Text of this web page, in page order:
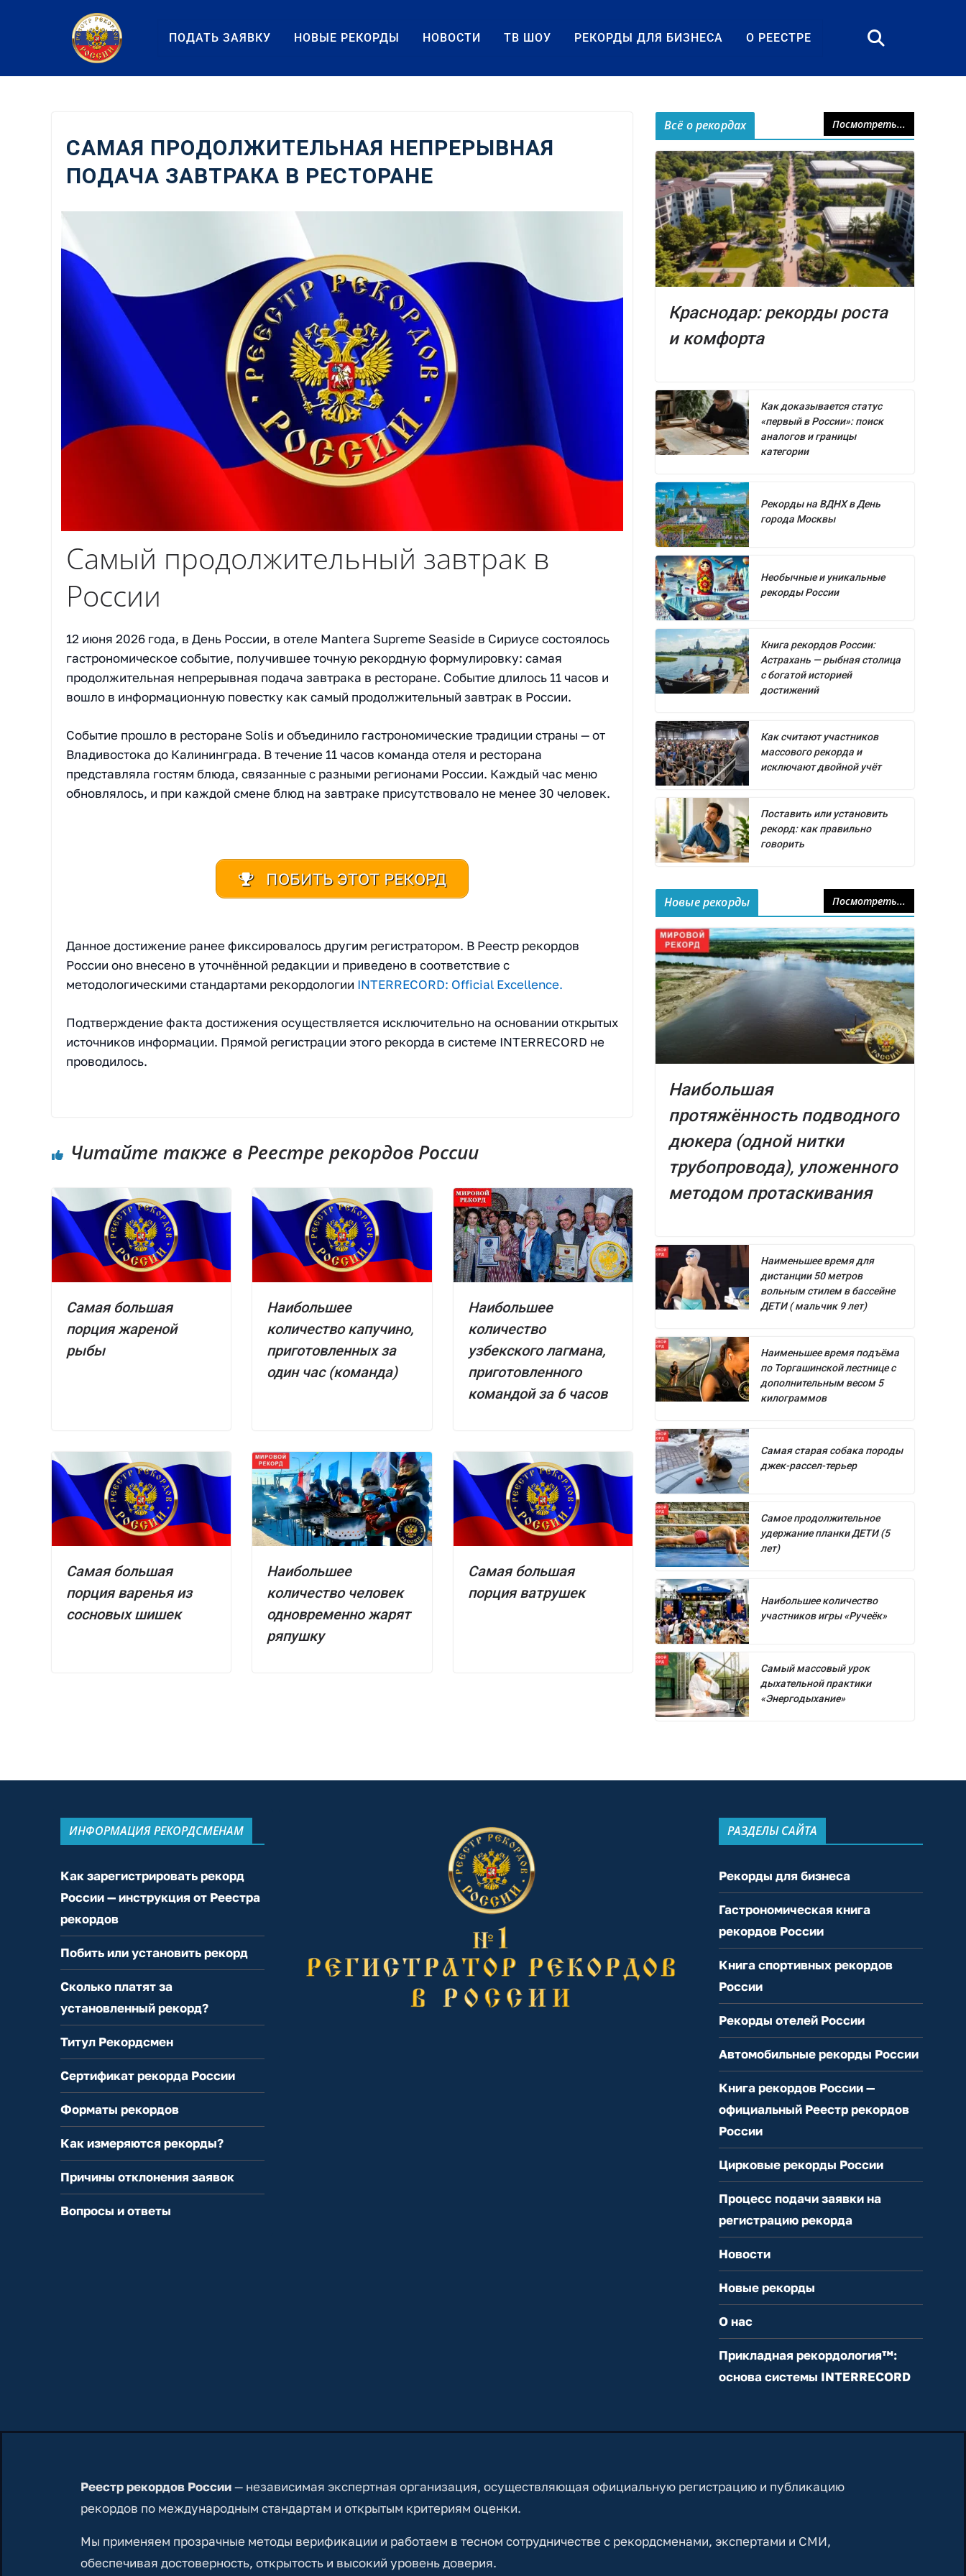
содержанию
ПОДАТЬ ЗАЯВКУ НОВЫЕ РЕКОРДЫ НОВОСТИ ТВ ШОУ РЕКОРДЫ ДЛЯ БИЗНЕСА О РЕЕСТРЕ
САМАЯ ПРОДОЛЖИТЕЛЬНАЯ НЕПРЕРЫВНАЯ
ПОДАЧА ЗАВТРАКА В РЕСТОРАНЕ
Самый продолжительный завтрак в
России
12 июня 2026 года, в День России, в отеле Mantera Supreme Seaside в Сириусе состоялось
гастрономическое событие, получившее точную рекордную формулировку: самая
продолжительная непрерывная подача завтрака в ресторане. Событие длилось 11 часов и
вошло в информационную повестку как самый продолжительный завтрак в России.
Событие прошло в ресторане Solis и объединило гастрономические традиции страны — от
Владивостока до Калининграда. В течение 11 часов команда отеля и ресторана
представляла гостям блюда, связанные с разными регионами России. Каждый час меню
обновлялось, и при каждой смене блюд на завтраке присутствовало не менее 30 человек.
ПОБИТЬ ЭТОТ РЕКОРД
Данное достижение ранее фиксировалось другим регистратором. В Реестр рекордов
России оно внесено в уточнённой редакции и приведено в соответствие с
методологическими стандартами рекордологии INTERRECORD: Official Excellence.
Подтверждение факта достижения осуществляется исключительно на основании открытых
источников информации. Прямой регистрации этого рекорда в системе INTERRECORD не
проводилось.
Читайте также в Реестре рекордов России
Самая большая
порция жареной
рыбы
Наибольшее
количество капучино,
приготовленных за
один час (команда)
Наибольшее
количество
узбекского лагмана,
приготовленного
командой за 6 часов
Самая большая
порция варенья из
сосновых шишек
Наибольшее
количество человек
одновременно жарят
ряпушку
Самая большая
порция ватрушек
Всё о рекордах Посмотреть...
Краснодар: рекорды роста
и комфорта
Как доказывается статус
«первый в России»: поиск
аналогов и границы
категории
Рекорды на ВДНХ в День
города Москвы
Необычные и уникальные
рекорды России
Книга рекордов России:
Астрахань — рыбная столица
с богатой историей
достижений
Как считают участников
массового рекорда и
исключают двойной учёт
Поставить или установить
рекорд: как правильно
говорить
Новые рекорды Посмотреть...
Наибольшая
протяжённость подводного
дюкера (одной нитки
трубопровода), уложенного
методом протаскивания
Наименьшее время для
дистанции 50 метров
вольным стилем в бассейне
ДЕТИ ( мальчик 9 лет)
Наименьшее время подъёма
по Торгашинской лестнице с
дополнительным весом 5
килограммов
Самая старая собака породы
джек-рассел-терьер
Самое продолжительное
удержание планки ДЕТИ (5
лет)
Наибольшее количество
участников игры «Ручеёк»
Самый массовый урок
дыхательной практики
«Энергодыхание»
ИНФОРМАЦИЯ РЕКОРДСМЕНАМ
Как зарегистрировать рекорд
России — инструкция от Реестра
рекордов
Побить или установить рекорд
Сколько платят за
установленный рекорд?
Титул Рекордсмен
Сертификат рекорда России
Форматы рекордов
Как измеряются рекорды?
Причины отклонения заявок
Вопросы и ответы
РАЗДЕЛЫ САЙТА
Рекорды для бизнеса
Гастрономическая книга
рекордов России
Книга спортивных рекордов
России
Рекорды отелей России
Автомобильные рекорды России
Книга рекордов России —
официальный Реестр рекордов
России
Цирковые рекорды России
Процесс подачи заявки на
регистрацию рекорда
Новости
Новые рекорды
О нас
Прикладная рекордология™:
основа системы INTERRECORD
Реестр рекордов России— независимая экспертная организация, осуществляющая официальную регистрацию и публикацию
рекордов по международным стандартам и открытым критериям оценки.
Мы применяем прозрачные методы верификации и работаем в тесном сотрудничестве с рекордсменами, экспертами и СМИ,
обеспечивая достоверность, открытость и высокий уровень доверия.